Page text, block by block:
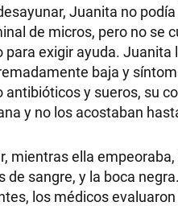
Juanita no
de micros, pero no se
exigir ayuda.
baja y
y sueros, su
y no los acostaban
mientras ella
sangre, y la boca
los médicos